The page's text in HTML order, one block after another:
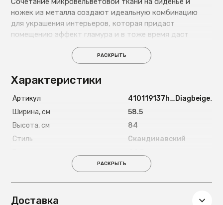
ножек из металла создают идеальную комбинацию
для украшения интерьеров, которая придаст
помещению эффект гламура и в тоже время даст
почувствовать ритм города.
РАСКРЫТЬ
Характеристики
Артикул
Ширина, см
58.5
Высота, см
84
Стиль
Скандинавский
Максимально допустимая
Цвет ножек
РАСКРЫТЬ
Доставка